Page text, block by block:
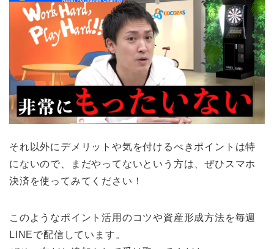
それ以外にデメリットや気を付けるべきポイントは特
にないので、まだやってないという方は、ぜひスマホ
決済を使ってみてください！
このようなポイント活用のコツや資産形成方法を毎週
LINEで配信しています。